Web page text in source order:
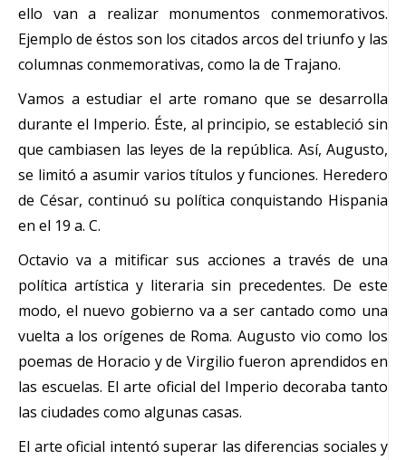
ello van a realizar monumentos conmemorativos.
Ejemplo de éstos son los citados arcos del triunfo y las
columnas conmemorativas, como la de Trajano.
Vamos a estudiar el arte romano que se desarrolla
durante el Imperio. Éste, al principio, se estableció sin
que cambiasen las leyes de la república. Así, Augusto,
se limitó a asumir varios títulos y funciones. Heredero
de César, continuó su política conquistando Hispania
en el 19 a. C.
Octavio va a mitificar sus acciones a través de una
política artística y literaria sin precedentes. De este
modo, el nuevo gobierno va a ser cantado como una
vuelta a los orígenes de Roma. Augusto vio como los
poemas de Horacio y de Virgilio fueron aprendidos en
las escuelas. El arte oficial del Imperio decoraba tanto
las ciudades como algunas casas.
El arte oficial intentó superar las diferencias sociales y